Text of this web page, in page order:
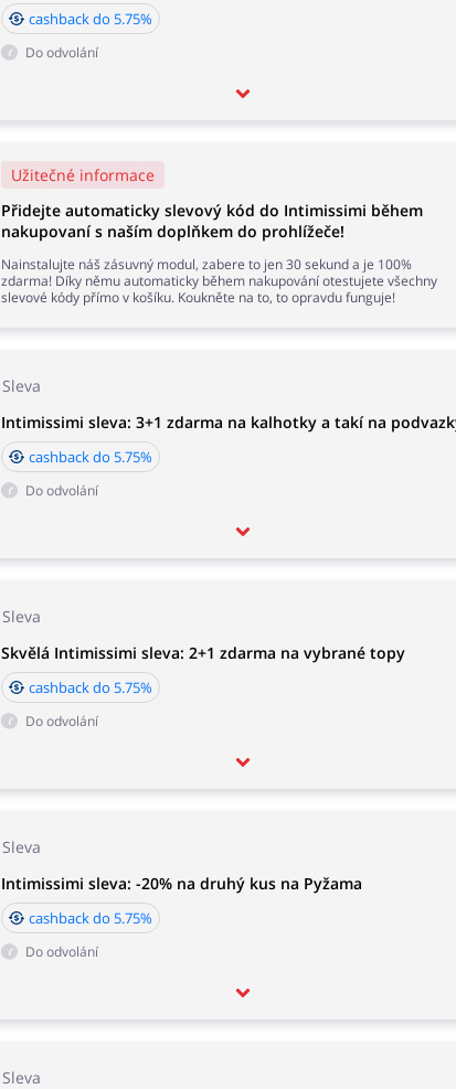
cashback do 5.75%
Do odvolání
Sleva
Intimissimi sleva: 3+1 zdarma na kalhotky a takí na
cashback do 5.75%
Do odvolání
Sleva
Skvělá Intimissimi sleva: 2+1 zdarma na vybrané topy
cashback do 5.75%
Do odvolání
Sleva
Intimissimi sleva: -20% na druhý kus na Pyžama
cashback do 5.75%
Do odvolání
Sleva
Užitečné informace
Přidejte automaticky slevový kód do Intimissimi během
nakupovaní s naším doplňkem do prohlížeče!
Nainstalujte náš zásuvný modul, zabere to jen 30 sekund a je 100%
zdarma! Díky němu automaticky během nakupování otestujete všechny
slevové kódy přímo v košíku. Koukněte na to, to opravdu funguje!